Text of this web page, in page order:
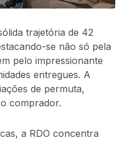
trajetória de 42
se não só pela
pelo impressionante
entregues. A
de permuta,
comprador.
a RDO concentra